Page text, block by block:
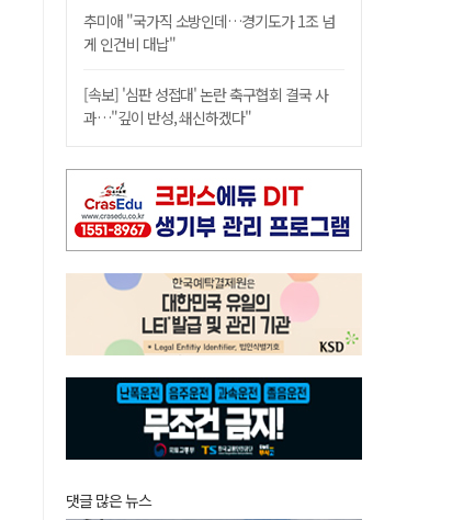
추미애 "국가직 소방인데…경기도가 1조 넘
게 인건비 대납"
[속보] '심판 성접대' 논란 축구협회 결국 사
과…"깊이 반성, 쇄신하겠다"
댓글 많은 뉴스